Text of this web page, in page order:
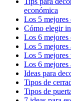
económica
Los 5 mejores
Cómo elegir
Los 6 mejores
Los 5
Los 5 mejores
Los 6 mejores
Ideas para
Tipos de
Tipos de